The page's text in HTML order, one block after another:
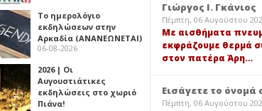
Το ημερολόγιο
εκδηλώσεων στην
Αρκαδία (ΑΝΑΝΕΩΝΕΤΑΙ)
06-08-2026
2026 | Οι
Αυγουστιάτικες
εκδηλώσεις στο χωριό
Πιάνα!
Γιώργος Ι. Γκάνιος
Πέμπτη, 06 Αυγούστου
Με αισθήματα
εκφράζουμε θερμά
στον πατέρα Άρη…
Εισάγετε το όνομά
Πέμπτη, 06 Αυγούστου